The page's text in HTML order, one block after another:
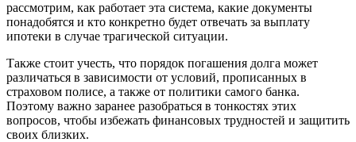
рассмотрим, как работает эта система, какие документы
понадобятся и кто конкретно будет отвечать за выплату
ипотеки в случае трагической ситуации.
Также стоит учесть, что порядок погашения долга может
различаться в зависимости от условий, прописанных в
страховом полисе, а также от политики самого банка.
Поэтому важно заранее разобраться в тонкостях этих
вопросов, чтобы избежать финансовых трудностей и защитить
своих близких.